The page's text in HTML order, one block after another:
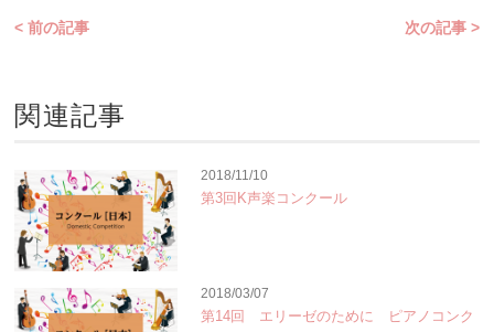
< 前の記事 次の記事 >
関連記事
2018/11/10
第3回K声楽コンクール
2018/03/07
第14回 エリーゼのために ピアノコンク